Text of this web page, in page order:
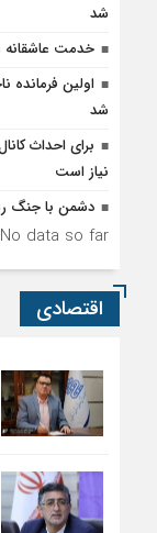
شد
خدمت عاشقانه به
اولین
شد
نیاز است
دشمن با جنگ
data so far.
اقتصادی